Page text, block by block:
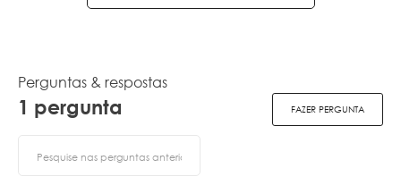
Perguntas & respostas
1 pergunta FAZER PERGUNTA